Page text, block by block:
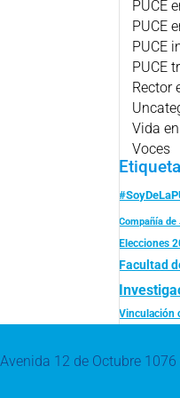
PUCE
PUCE
PUCE
PUCE
Rector
Vida
Voces
Compañía de
Elecciones
Facultad
Vinculación
Avenida 12 de Octubre